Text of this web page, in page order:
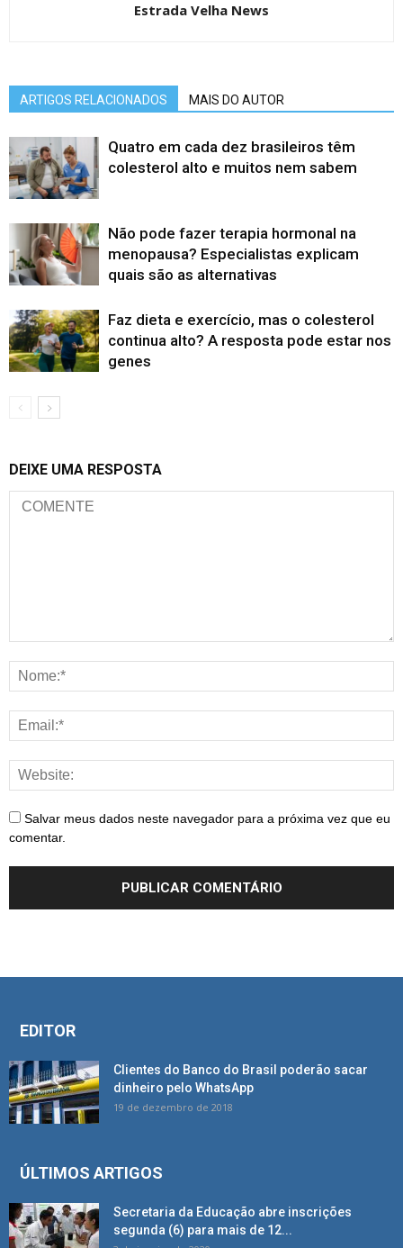
Estrada Velha News
ARTIGOS RELACIONADOS MAIS DO AUTOR
Quatro em cada dez brasileiros têm
colesterol alto e muitos nem sabem
Não pode fazer terapia hormonal na
menopausa? Especialistas explicam
quais são as alternativas
Faz dieta e exercício, mas o colesterol
continua alto? A resposta pode estar nos
genes
DEIXE UMA RESPOSTA
Salvar meus dados neste navegador para a próxima vez que eu
comentar.
EDITOR
Clientes do Banco do Brasil poderão sacar
dinheiro pelo WhatsApp
19 de dezembro de 2018
ÚLTIMOS ARTIGOS
Secretaria da Educação abre inscrições
segunda (6) para mais de 12...